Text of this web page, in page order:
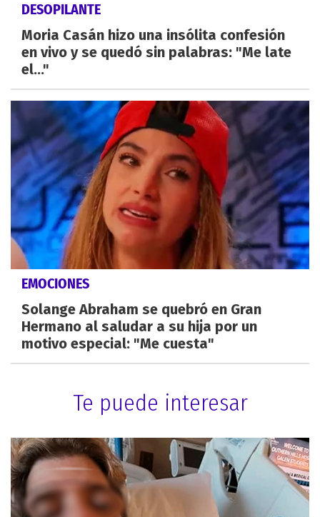
DESOPILANTE
Moria Casán hizo una insólita confesión
en vivo y se quedó sin palabras: "Me late
el..."
EMOCIONES
Solange Abraham se quebró en Gran
Hermano al saludar a su hija por un
motivo especial: "Me cuesta"
Te puede interesar